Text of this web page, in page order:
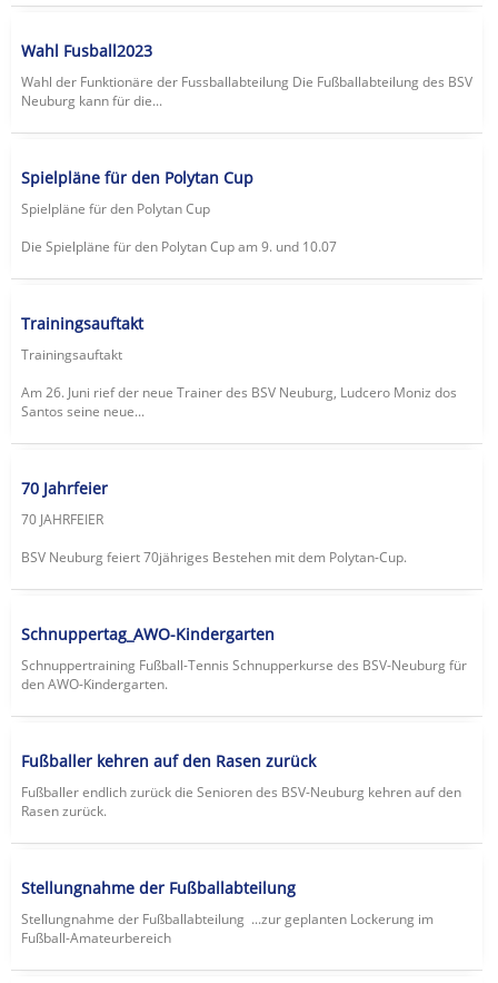
Wahl Fusball2023
Wahl der Funktionäre der Fussballabteilung Die Fußballabteilung des BSV
Neuburg kann für die...
Spielpläne für den Polytan Cup
Spielpläne für den Polytan Cup
Die Spielpläne für den Polytan Cup am 9. und 10.07
Trainingsauftakt
Trainingsauftakt
Am 26. Juni rief der neue Trainer des BSV Neuburg, Ludcero Moniz dos
Santos seine neue...
70 Jahrfeier
70 JAHRFEIER
BSV Neuburg feiert 70jähriges Bestehen mit dem Polytan-Cup.
Schnuppertag_AWO-Kindergarten
Schnuppertraining Fußball-Tennis Schnupperkurse des BSV-Neuburg für
den AWO-Kindergarten.
Fußballer kehren auf den Rasen zurück
Fußballer endlich zurück die Senioren des BSV-Neuburg kehren auf den
Rasen zurück.
Stellungnahme der Fußballabteilung
Stellungnahme der Fußballabteilung ...zur geplanten Lockerung im
Fußball-Amateurbereich